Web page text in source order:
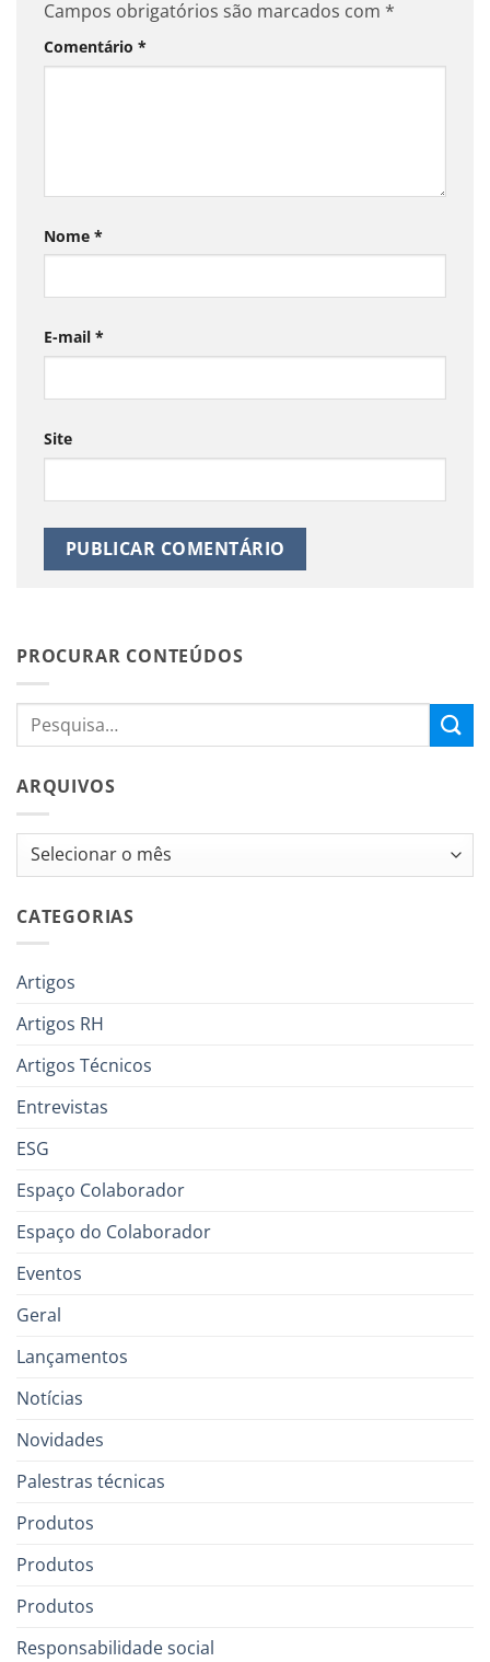
Campos obrigatórios são marcados com *
Comentário *
Nome *
E-mail *
Site
PROCURAR CONTEÚDOS
ARQUIVOS
Arquivos
CATEGORIAS
Artigos
Artigos RH
Artigos Técnicos
Entrevistas
ESG
Espaço Colaborador
Espaço do Colaborador
Eventos
Geral
Lançamentos
Notícias
Novidades
Palestras técnicas
Produtos
Produtos
Produtos
Responsabilidade social